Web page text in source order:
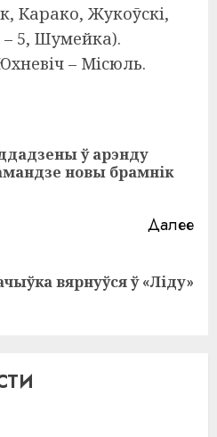
Карако, Жукоўскі,
– 5, Шумейка).
– Місюль.
ў арэнду
новы брамнік
Далее
вярнуўся ў «Ліду»